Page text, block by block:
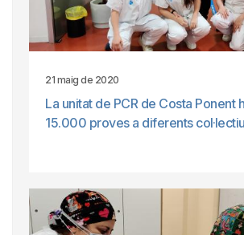
21 maig de 2020
La unitat de PCR de Costa Ponent
15.000 proves a diferents